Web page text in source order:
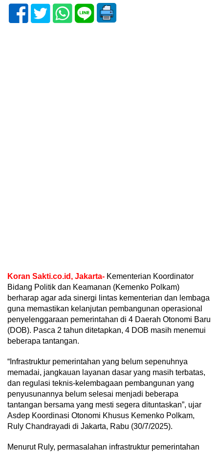
Koran Sakti.co.id, Jakarta- Kementerian Koordinator
Bidang Politik dan Keamanan (Kemenko Polkam)
berharap agar ada sinergi lintas kementerian dan lembaga
guna memastikan kelanjutan pembangunan operasional
penyelenggaraan pemerintahan di 4 Daerah Otonomi Baru
(DOB). Pasca 2 tahun ditetapkan, 4 DOB masih menemui
beberapa tantangan.
“Infrastruktur pemerintahan yang belum sepenuhnya
memadai, jangkauan layanan dasar yang masih terbatas,
dan regulasi teknis-kelembagaan pembangunan yang
penyusunannya belum selesai menjadi beberapa
tantangan bersama yang mesti segera dituntaskan”, ujar
Asdep Koordinasi Otonomi Khusus Kemenko Polkam,
Ruly Chandrayadi di Jakarta, Rabu (30/7/2025).
Menurut Ruly, permasalahan infrastruktur pemerintahan